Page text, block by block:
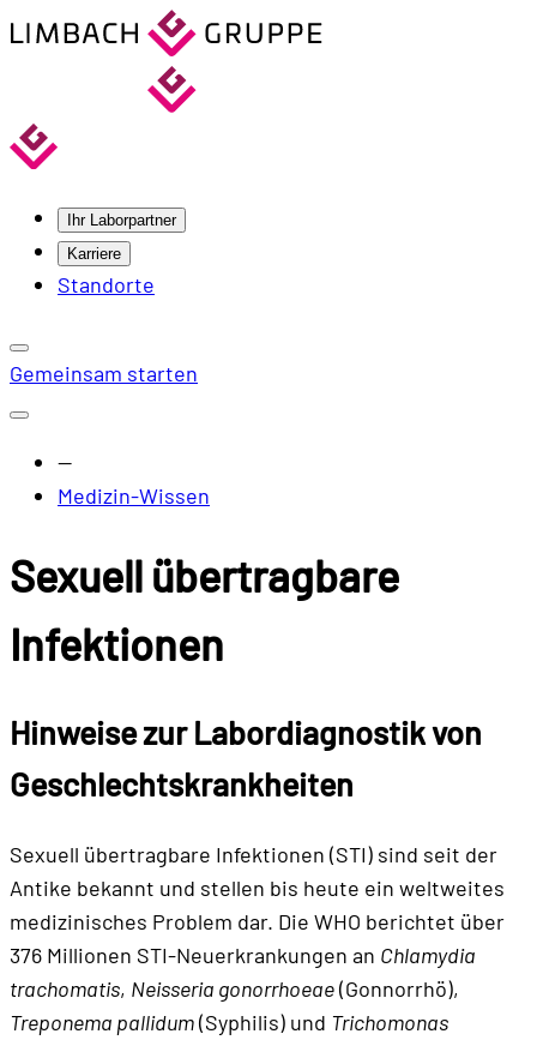
Ihr Laborpartner
Karriere
Standorte
Gemeinsam starten
—
Medizin-Wissen
Sexuell übertragbare
Infektionen
Hinweise zurLabordiagnostik von
Geschlechtskrankheiten
Sexuell übertragbare Infektionen (STI) sind seit der
Antike bekannt und stellen bis heute ein weltweites
medizinisches Problem dar. Die WHO berichtet über
376 Millionen STI-Neuerkrankungen an Chlamydia
trachomatis, Neisseria gonorrhoeae(Gonnorrhö),
Treponema pallidum(Syphilis) und Trichomonas